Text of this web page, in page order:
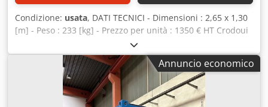
Condizione: usata, DATI TECNICI - Dimensioni : 2,65 x 1,30
[m] - Peso : 233 [kg] - Prezzo per unità : 1350 € HT Crodoui
Annuncio economico